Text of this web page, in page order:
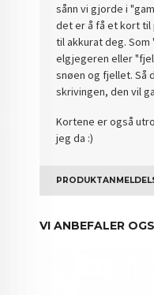
sånn vi gjorde i
det er å få et kort til
til akkurat deg.
elgjegeren eller
snøen og fjellet. Så
skrivingen, den vil
Kortene er også
jeg da :)
VI ANBEFALER